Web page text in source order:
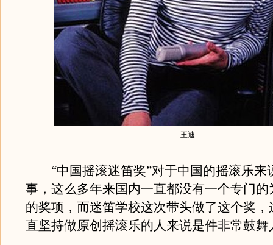
王迪
“中国摇滚迷笛奖”对于中国的摇滚乐来
事，这么多年来国内一直都没有一个专门的
的奖项，而迷笛学校这次带头做了这个奖，
直坚持做原创摇滚乐的人来说是件非常鼓舞